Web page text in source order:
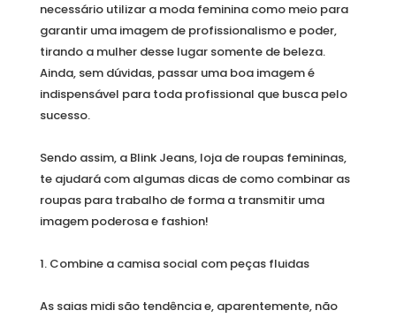
necessário utilizar a moda feminina como meio para
garantir uma imagem de profissionalismo e poder,
tirando a mulher desse lugar somente de beleza.
Ainda, sem dúvidas, passar uma boa imagem é
indispensável para toda profissional que busca pelo
sucesso.
Sendo assim, a Blink Jeans, loja de roupas femininas,
te ajudará com algumas dicas de como combinar as
roupas para trabalho de forma a transmitir uma
imagem poderosa e fashion!
1. Combine a camisa social com peças fluidas
As saias midi são tendência e, aparentemente, não